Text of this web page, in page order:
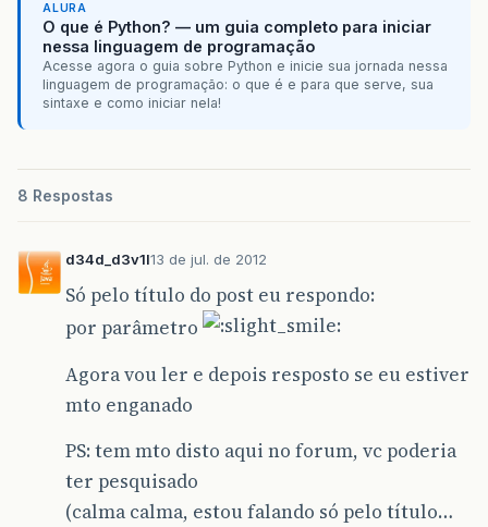
ALURA
O que é Python? — um guia completo para iniciar
nessa linguagem de programação
Acesse agora o guia sobre Python e inicie sua jornada nessa
linguagem de programação: o que é e para que serve, sua
sintaxe e como iniciar nela!
8 Respostas
d34d_d3v1l13 de jul. de 2012
Só pelo título do post eu respondo:
por parâmetro
Agora vou ler e depois resposto se eu estiver
mto enganado
PS: tem mto disto aqui no forum, vc poderia
ter pesquisado
(calma calma, estou falando só pelo título…